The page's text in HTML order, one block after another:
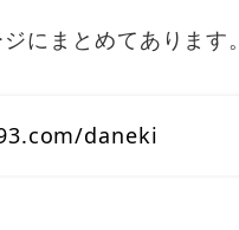
にまとめてあります。
daneki